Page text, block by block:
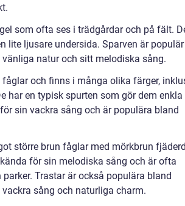
som ofta ses i trädgårdar och på fält.
lite ljusare undersida. Sparven är
natur och sitt melodiska sång.
och finns i många olika färger,
har en typisk spurten som gör dem
sin vackra sång och är populära bland
större brun fåglar med mörkbrun
för sin melodiska sång och är ofta
Trastar är också populära bland
sång och naturliga charm.